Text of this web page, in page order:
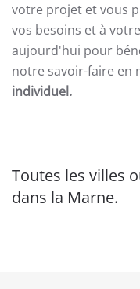
votre projet et vous
vos besoins et à
aujourd'hui pour
notre savoir-faire en
individuel.
Toutes les villes
dans la Marne.